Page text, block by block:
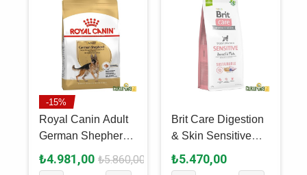
-15%
Royal Canin Adult
German Shepherd
Yetişkin Köpek
Maması 11 Kg
₺4.981,00 ₺5.860,00
Brit Care Digestion
& Skin Sensitive
Balıklı Ve Larva
Proteinli Yetişkin
₺5.470,00